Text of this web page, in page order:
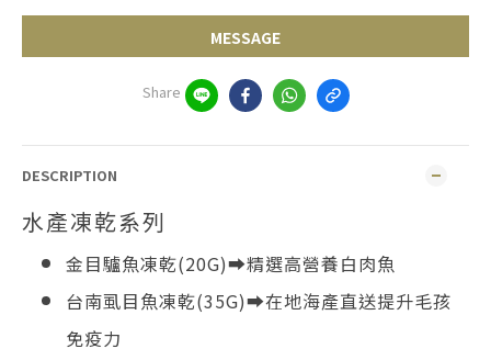
MESSAGE
Share
DESCRIPTION
水產凍乾系列
金目驢魚凍乾(20G)➡️精選高營養白肉魚
台南虱目魚凍乾(35G)➡️在地海產直送提升毛孩
免疫力